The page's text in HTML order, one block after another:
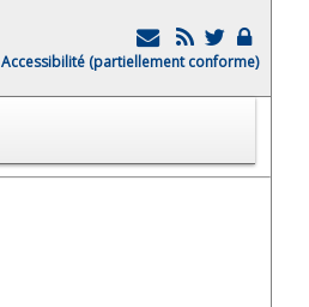
Accessibilité (partiellement conforme)